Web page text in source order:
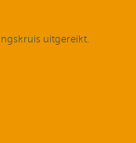
uitgereikt.